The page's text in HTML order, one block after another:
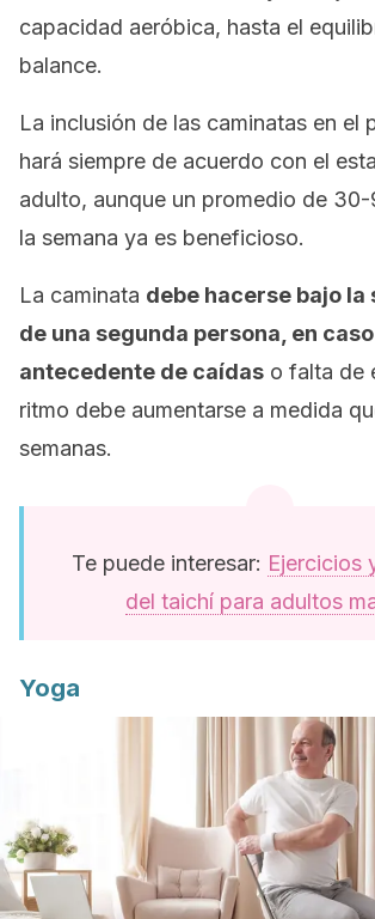
capacidad aeróbica, hasta el
balance.
La inclusión de las caminatas en el
hará siempre de acuerdo con el
adulto, aunque un promedio de
la semana ya es beneficioso.
La caminata debe hacerse bajo la
de una segunda persona, en
antecedente de caídas o falta de
ritmo debe aumentarse a medida
semanas.
Te puede interesar: Ejercicios
del taichí para adultos
Yoga